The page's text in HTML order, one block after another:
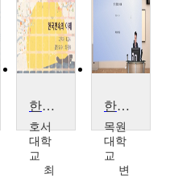
한국 민속의 이해
호서
대학
교
최
한국문화의 이해
목원
대학
교
변